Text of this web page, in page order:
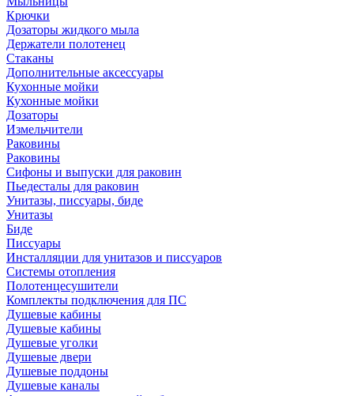
Крючки
Дозаторы жидкого мыла
Держатели полотенец
Стаканы
Дополнительные аксессуары
Кухонные мойки
Кухонные мойки
Дозаторы
Измельчители
Раковины
Раковины
Сифоны и выпуски для раковин
Пьедесталы для раковин
Унитазы, писсуары, биде
Унитазы
Биде
Писсуары
Инсталляции для унитазов и писсуаров
Системы отопления
Полотенцесушители
Комплекты подключения для ПС
Душевые кабины
Душевые кабины
Душевые уголки
Душевые двери
Душевые поддоны
Душевые каналы